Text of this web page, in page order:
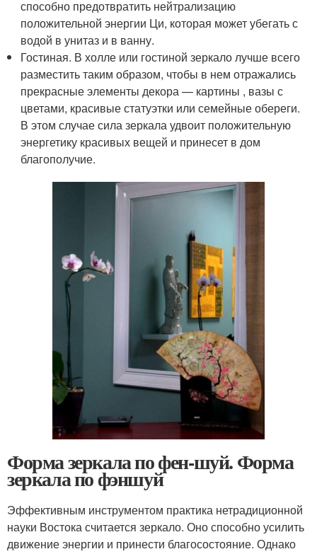
способно предотвратить нейтрализацию
положительной энергии Ци, которая может убегать с
водой в унитаз и в ванну.
Гостиная. В холле или гостиной зеркало лучше всего
разместить таким образом, чтобы в нем отражались
прекрасные элементы декора — картины , вазы с
цветами, красивые статуэтки или семейные обереги.
В этом случае сила зеркала удвоит положительную
энергетику красивых вещей и принесет в дом
благополучие.
Форма зеркала по фен-шуй. Форма
зеркала по фэншуй
Эффективным инструментом практика нетрадиционной
науки Востока считается зеркало. Оно способно усилить
движение энергии и принести благосостояние. Однако